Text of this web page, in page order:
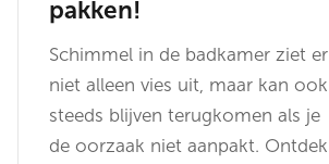
pakken!
Schimmel in de badkamer ziet er
niet alleen vies uit, maar kan ook
steeds blijven terugkomen als je
de oorzaak niet aanpakt. Ontdek